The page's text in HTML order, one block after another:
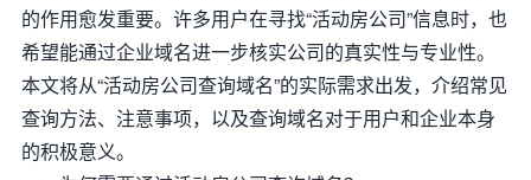
的作用愈发重要。许多用户在寻找“活动房公司”信息时，也
希望能通过企业域名进一步核实公司的真实性与专业性。
本文将从“活动房公司查询域名”的实际需求出发，介绍常见
查询方法、注意事项，以及查询域名对于用户和企业本身
的积极意义。